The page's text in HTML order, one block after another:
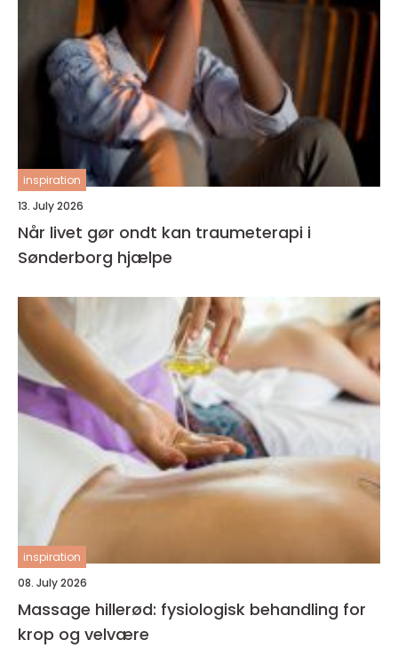
inspiration
13. July 2026
Når livet gør ondt kan traumeterapi i
Sønderborg hjælpe
inspiration
08. July 2026
Massage hillerød: fysiologisk behandling for
krop og velvære